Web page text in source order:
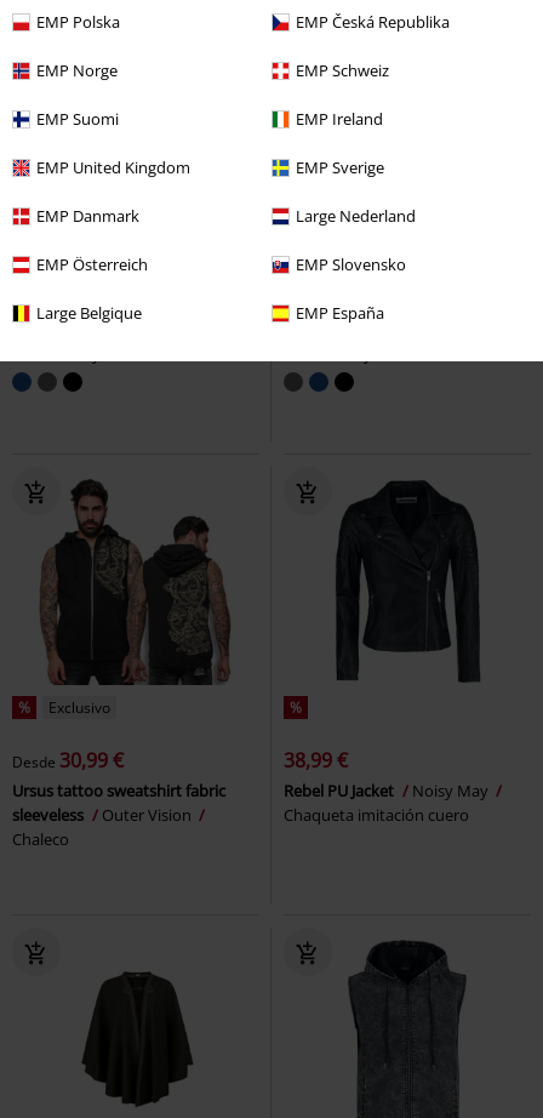
EMP Polska EMP Česká Republika
EMP Norge EMP Schweiz
EMP Suomi EMP Ireland
EMP United Kingdom EMP Sverige
EMP Danmark Large Nederland
EMP Österreich EMP Slovensko
Large Belgique EMP España
PVPR Desde44,99 €
Desde
Life Of An Easy Rider
PVPRDesde44,99 €
Desde
Life Of An Easy Rider
% Exclusivo
Desde 30,99 €
Ursus tattoo sweatshirt fabric
sleeveless
Outer Vision
Chaleco
%
38,99 €
Rebel PU Jacket
Noisy May
Chaqueta imitación cuero